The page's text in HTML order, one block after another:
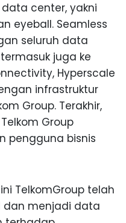
center, yakni
eyeball. Seamless
seluruh data
juga ke
Hyperscale
infrastruktur
Group. Terakhir,
Group
pengguna bisnis
TelkomGroup telah
dan menjadi data